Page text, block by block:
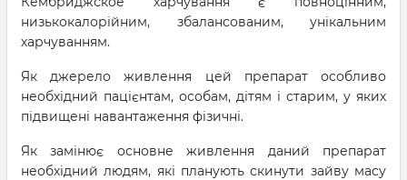
низькокалорійним, збалансованим, унікальним
харчуванням.
Як джерело живлення цей препарат особливо
необхідний пацієнтам, особам, дітям і старим, у яких
підвищені навантаження фізичні.
Як замінює основне живлення даний препарат
необхідний людям, які планують скинути зайву масу